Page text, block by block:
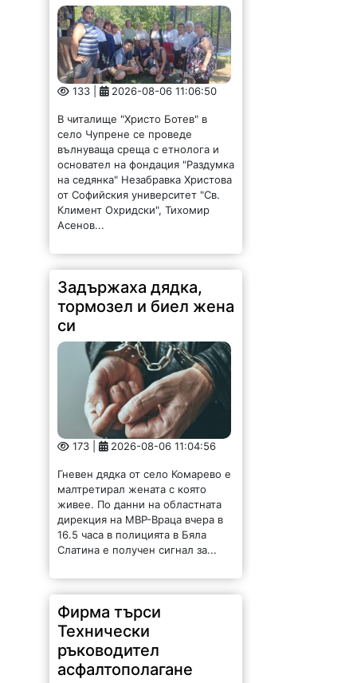
на седянка" Незабравка Христова
от Софийския университет "Св.
Климент Охридски", Тихомир
Асенов...
Задържаха дядка,
тормозел и биел жена
си
Гневен дядка от село Комарево е
малтретирал жената с която
живее. По данни на областната
дирекция на МВР-Враца вчера в
16.5 часа в полицията в Бяла
Слатина е получен сигнал за...
Фирма търси
ръководител
асфалтополагане
146 | 2026-08-06 10:47:40
Във връзка с изпълнението на
обекти на дружеството в Община
Враца, фирма „Пътинженеринг -